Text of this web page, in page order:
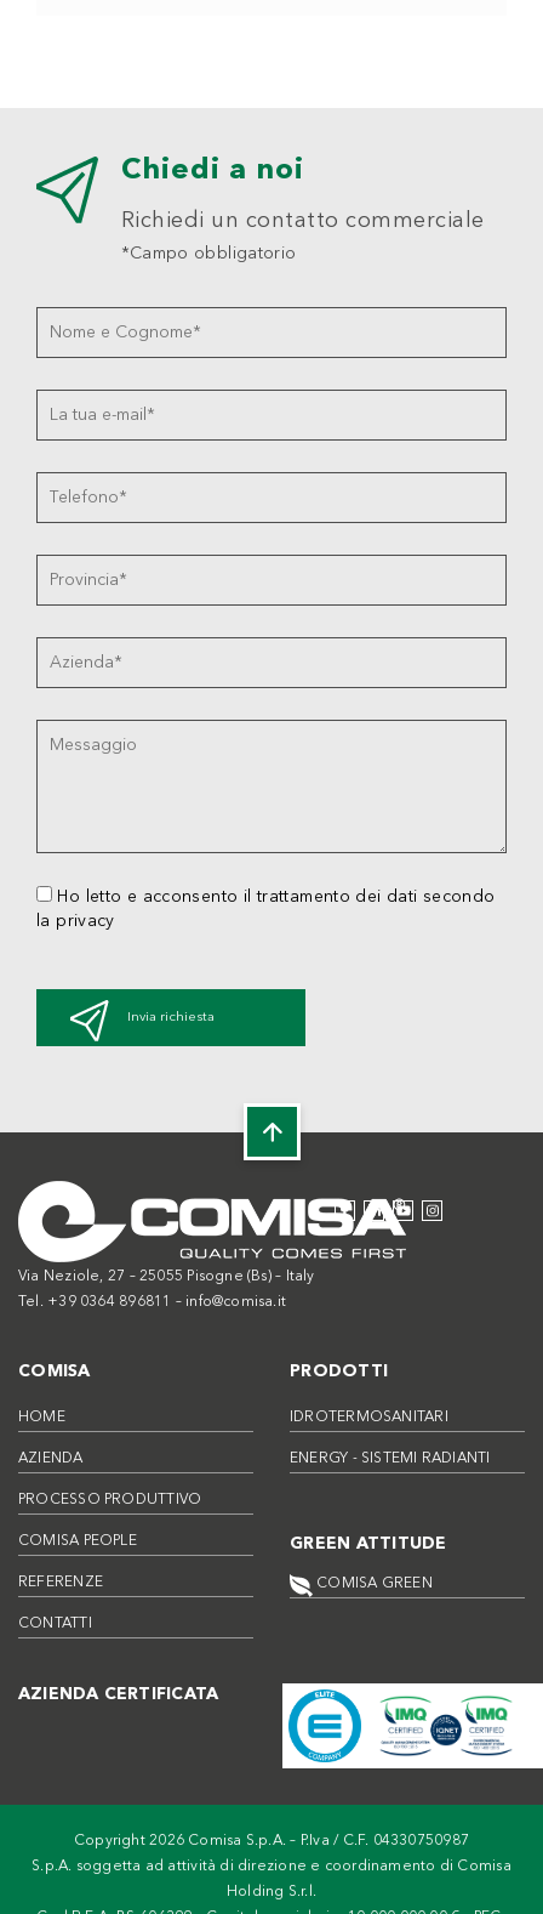
Chiedi a noi
Richiedi un contatto commerciale
*Campo obbligatorio
Ho letto e acconsento il trattamento dei dati secondo
la privacy
Invia richiesta
Via Neziole, 27 – 25055 Pisogne (Bs) – Italy
Tel. +39 0364 896811 – info@comisa.it
COMISA
HOME
AZIENDA
PROCESSO PRODUTTIVO
COMISA PEOPLE
REFERENZE
CONTATTI
PRODOTTI
IDROTERMOSANITARI
ENERGY - SISTEMI RADIANTI
GREEN ATTITUDE
COMISA GREEN
AZIENDA CERTIFICATA
Copyright 2026 Comisa S.p.A. – P.Iva / C.F. 04330750987
S.p.A. soggetta ad attività di direzione e coordinamento di Comisa
Holding S.r.l.